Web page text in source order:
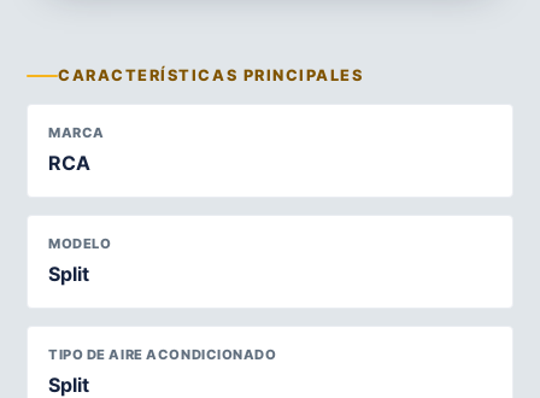
CARACTERÍSTICAS PRINCIPALES
MARCA
RCA
MODELO
Split
TIPO DE AIRE ACONDICIONADO
Split